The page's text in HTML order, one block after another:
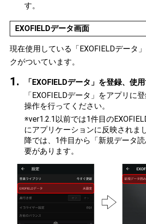
す。
EXOFIELDデータ画面
現在使用している「EXOFIELDデータ
クがついています。
「EXOFIELDデータ」を登録、使
「EXOFIELDデータ」をアプリに
操作を行ってください。
※ver1.2.1以前では1件目の
にアプリケーションに反映されま
降では、1件目から「新規データ
要があります。